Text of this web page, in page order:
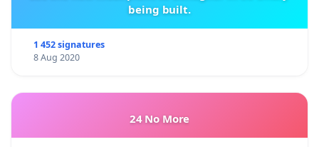
being built.
1 452 signatures
8 Aug 2020
24 No More